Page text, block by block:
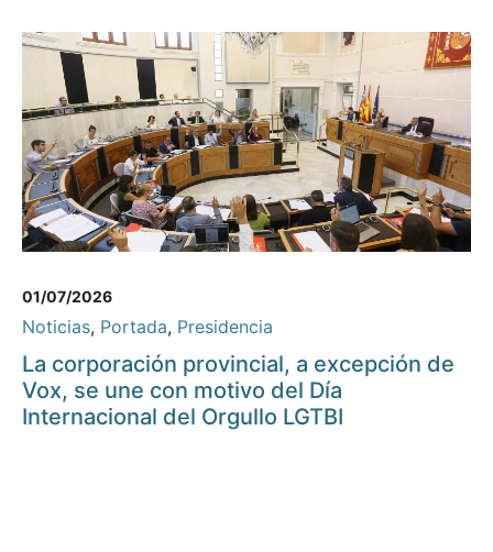
01/07/2026
Noticias, Portada, Presidencia
La corporación provincial, a excepción de
Vox, se une con motivo del Día
Internacional del Orgullo LGTBI